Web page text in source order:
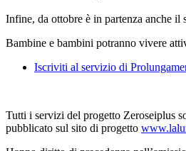
Infine, da ottobre è in partenza anche
Bambine e bambini potranno vivere
Iscriviti al servizio di
Tutti i servizi del progetto Zeroseiplus
pubblicato sul sito di progetto